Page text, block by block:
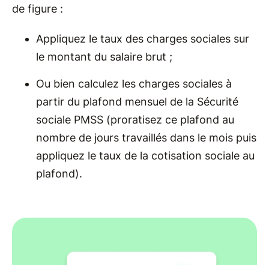
de figure :
Appliquez le taux des charges sociales sur
le montant du salaire brut ;
Ou bien calculez les charges sociales à
partir du plafond mensuel de la Sécurité
sociale PMSS (proratisez ce plafond au
nombre de jours travaillés dans le mois puis
appliquez le taux de la cotisation sociale au
plafond).